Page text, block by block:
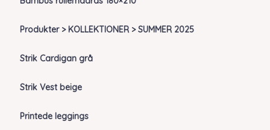
Produkter > KOLLEKTIONER > SUMMER 2025
Strik Cardigan grå
Strik Vest beige
Printede leggings